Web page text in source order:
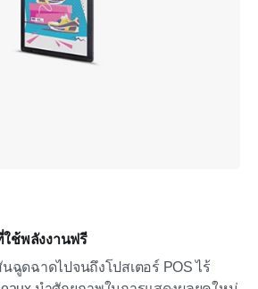
ช้พลังงานฟรี
ฉูดฉาดไปจนถึงโปสเตอร์ POS ไร้